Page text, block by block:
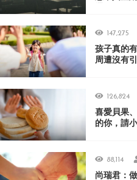
147,275
孩子真的
周遭沒有
126,824
喜愛貝果
的你，請
88,114
尚瑞君：